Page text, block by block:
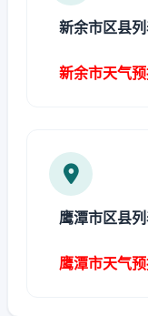
新余市区县
新余市天气
鹰潭市区县
鹰潭市天气